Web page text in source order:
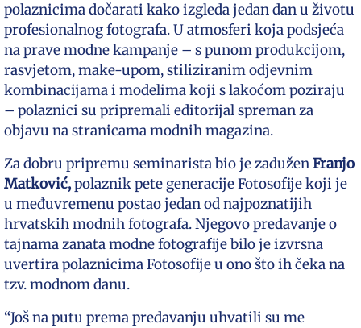
polaznicima dočarati kako izgleda jedan dan u životu
profesionalnog fotografa. U atmosferi koja podsjeća
na prave modne kampanje – s punom produkcijom,
rasvjetom, make-upom, stiliziranim odjevnim
kombinacijama i modelima koji s lakoćom poziraju
– polaznici su pripremali editorijal spreman za
objavu na stranicama modnih magazina.
Za dobru pripremu seminarista bio je zaduženFranjo
Matković,polaznik pete generacije Fotosofije koji je
u međuvremenu postao jedanod najpoznatijih
hrvatskih modnih fotografa. Njegovo predavanje o
tajnama zanata modne fotografije bilo je izvrsna
uvertira polaznicima Fotosofije u ono što ih čeka na
tzv. modnom danu.
“Još na putu prema predavanju uhvatili su me